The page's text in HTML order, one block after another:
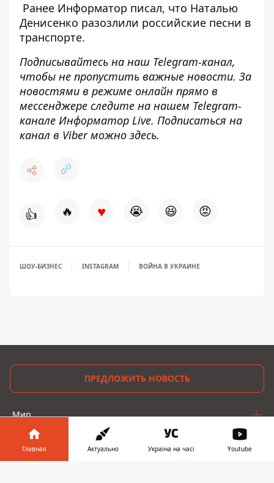
Ранее Информатор писал, что Наталью
Денисенко разозлили российские песни в
транспорте.
Подписывайтесь на наш Telegram-канал,
чтобы не пропустить важные новости. За
новостями в режиме онлайн прямо в
мессенджере следите на нашем Telegram-
канале Информатор Live. Подписаться на
канал в Viber можно здесь.
👍 🔥 ♥ 😭 😆 😡
ШОУ-БИЗНЕС INSTAGRAM ВОЙНА В УКРАИНЕ
ПРЕДЛОЖИТЬ НОВОСТЬ
Мир
Украина
Главная Актуально Україна на часі Youtube